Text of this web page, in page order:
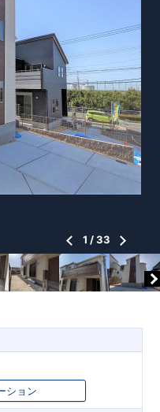
ション
1 /33